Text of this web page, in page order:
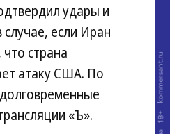
удары и
если Иран
страна
атаку США. По
«Ъ».